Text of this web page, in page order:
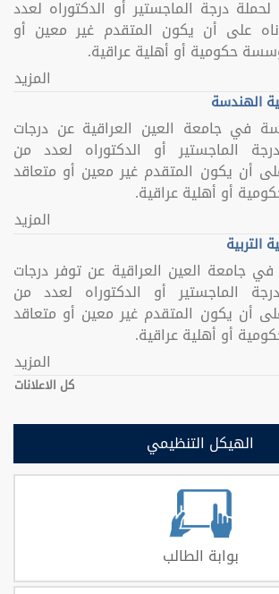
لحملة درجة الماجستير أو الدكتوراه لعدد
على أن يكون المتقدم غير معين أو
حكومية أو أهلية عراقية.
المزيد
الهندسة
في جامعة العين العراقية عن درجات
الماجستير أو الدكتوراه لعدد من
أن يكون المتقدم غير معين أو متعاقد
أو أهلية عراقية.
المزيد
في جامعة العين العراقية عن توفر درجات
الماجستير أو الدكتوراه لعدد من
أن يكون المتقدم غير معين أو متعاقد
أو أهلية عراقية.
المزيد
كل الاعلانات
الهيكل التنظيمي
بوابة الطالب